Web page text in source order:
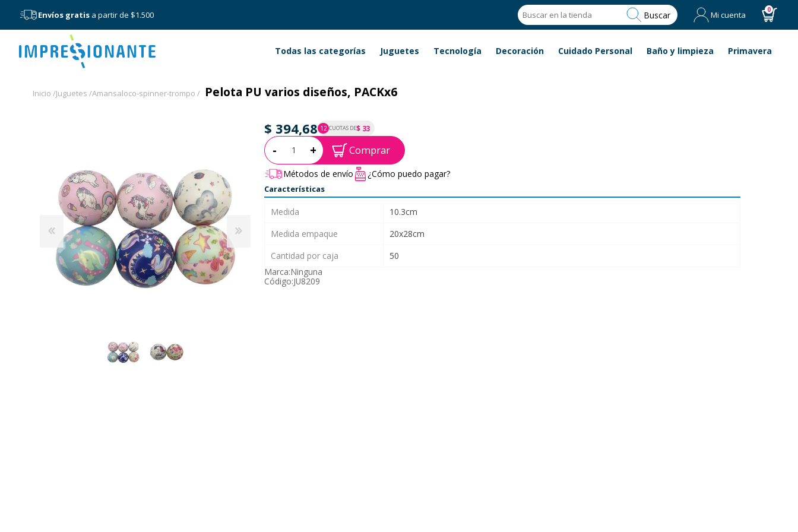
Envíos gratis a partir de $1.500 Buscar Mi cuenta 0
Menú Todas las categorías Juguetes Tecnología Decoración Cuidado Personal Baño y limpieza Primavera
Inicio /Juguetes /Amansaloco-spinner-trompo / Pelota PU varios diseños, PACKx6
$ 394,68 12 CUOTAS DE$ 33
P.T.F. $ 395
Cantidad:
- + Comprar
Métodos de envío ¿Cómo puedo pagar?
Características
Medida
10.3cm
Medida empaque
20x28cm
Cantidad por caja
50
Marca:Ninguna
Código:JU8209